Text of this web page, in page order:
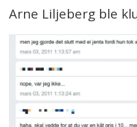
Arne Liljeberg ble